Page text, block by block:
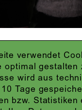
verwendet
optimal gestalten
wird aus
Tage
bzw. Statistiken